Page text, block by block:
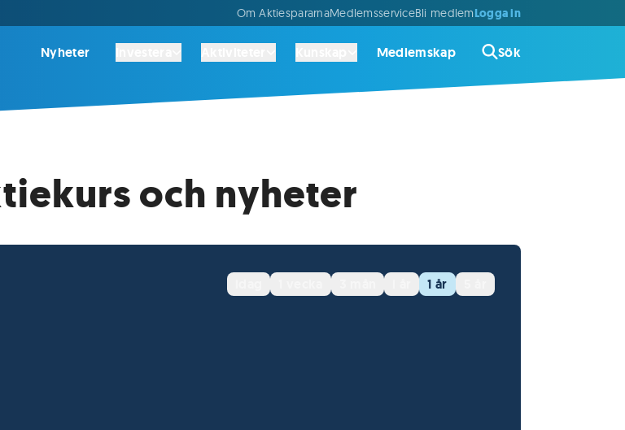
Om AktiespararnaMedlemsserviceBli medlemLogga in
Nyheter Medlemskap Sök
och nyheter
1 år